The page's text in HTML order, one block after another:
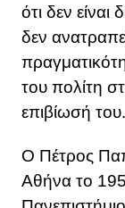
ότι δεν
δεν
του πολίτη
επιβίωσή του.
Ο Πέτρος
Αθήνα το